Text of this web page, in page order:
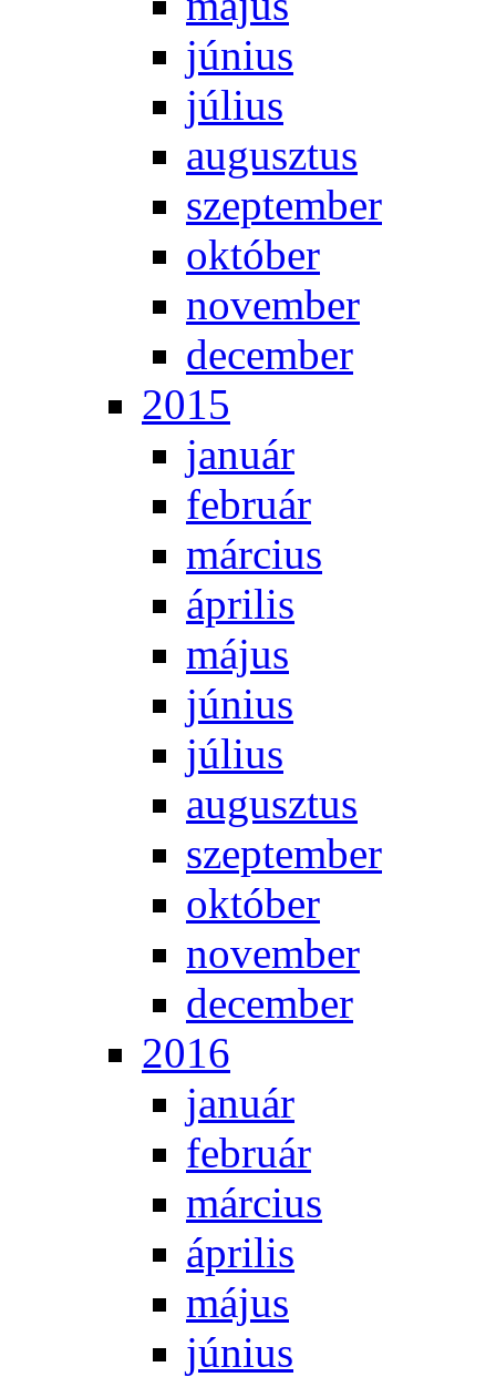
jú­ni­us
jú­li­us
au­gusz­tus
szep­tem­ber
ok­tó­ber
no­vem­ber
de­cem­ber
2015
ja­nu­ár
feb­ru­ár
már­ci­us
áp­ri­lis
má­jus
jú­ni­us
jú­li­us
au­gusz­tus
szep­tem­ber
ok­tó­ber
no­vem­ber
de­cem­ber
2016
ja­nu­ár
feb­ru­ár
már­ci­us
áp­ri­lis
má­jus
jú­ni­us